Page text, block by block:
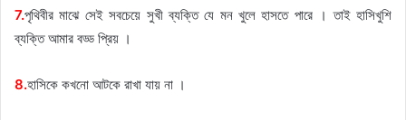
7.পৃথিবীর মাঝে সেই সবচেয়ে সুখী ব্যক্তি যে মন খুলে হাসতে পারে । তাই হাসিখুশি
ব্যক্তি আমার বড্ড প্রিয় ।
8.হাসিকে কখনো আটকে রাখা যায় না ।